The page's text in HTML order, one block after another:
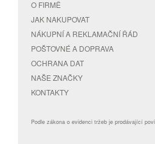
O FIRMĚ
JAK NAKUPOVAT
NÁKUPNÍ A REKLAMAČNÍ ŘÁD
POŠTOVNÉ A DOPRAVA
OCHRANA DAT
NAŠE ZNAČKY
KONTAKTY
Podle zákona o evidenci tržeb je prodávající